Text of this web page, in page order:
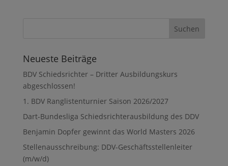
Neueste Beiträge
BDV Schiedsrichter – Dritter Ausbildungskurs
abgeschlossen!
1. BDV Ranglistenturnier Saison 2026/2027
Dart-Bundesliga Schiedsrichterausbildung des DDV
Benjamin Dopfer gewinnt das World Masters 2026
Stellenausschreibung: DDV-Geschäftsstellenleiter
(m/w/d)